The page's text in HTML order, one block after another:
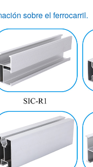
sobre el ferrocarril.